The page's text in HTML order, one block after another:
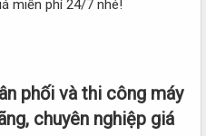
miễn phí 24/7 nhé!
phối và thi công máy
chuyên nghiệp giá